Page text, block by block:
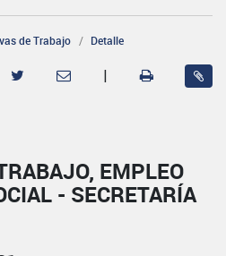
de Trabajo Detalle
|
EMPLEO
- SECRETARÍA